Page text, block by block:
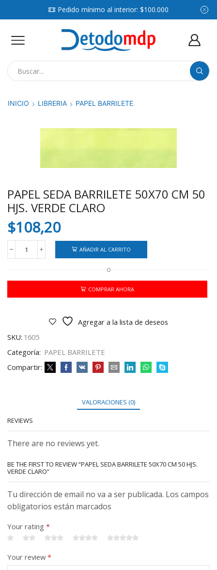
Pedido mínimo al interior: $100.000
INICIO LIBRERIA PAPEL BARRILETE
PAPEL SEDA BARRILETE 50X70 CM 50
HJS. VERDE CLARO
$108,20
PAPEL
SEDA
50X70
50
AÑADIR AL CARRITO
O
COMPRAR AHORA
Agregar a la lista de deseos
SKU: 1605
Categoría: PAPEL BARRILETE
Compartir:
VALORACIONES (0)
REVIEWS
There are no reviews yet.
BE THE FIRST TO REVIEW “PAPEL SEDA BARRILETE 50X70 CM 50 HJS.
VERDE CLARO”
Tu dirección de email no va a ser publicada. Los campos
obligatorios están marcados
Your rating *
Your review*